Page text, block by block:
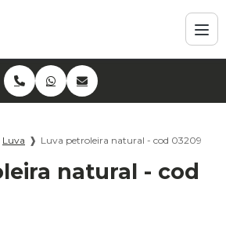
Luva ❱ Luva petroleira natural - cod 03209
natural - cod